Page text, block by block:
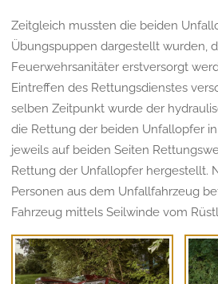
Zeitgleich mussten die beiden
Übungspuppen dargestellt wurden,
Feuerwehrsanitäter erstversorgt
Eintreffen des Rettungsdienstes
selben Zeitpunkt wurde der
die Rettung der beiden Unfallopfer
jeweils auf beiden Seiten
Rettung der Unfallopfer hergestellt.
Personen aus dem Unfallfahrzeug
Fahrzeug mittels Seilwinde vom